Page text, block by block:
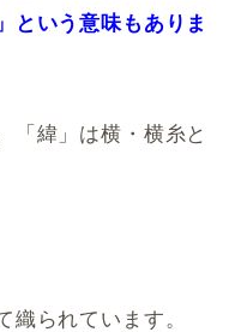
という意味もありま
「緯」は横・横糸と
織られています。